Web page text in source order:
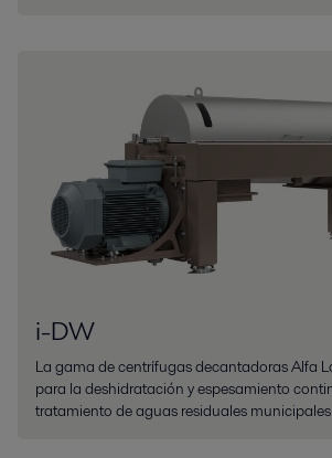
i-DW
La gama de centrífugas decantadoras Alfa
para la deshidratación y espesamiento
tratamiento de aguas residuales